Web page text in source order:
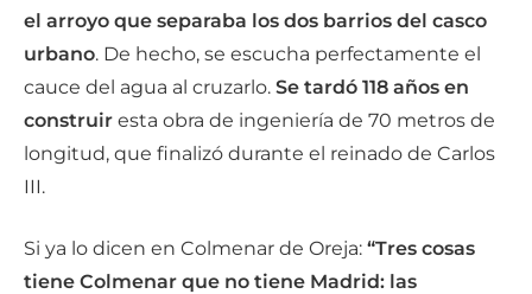
el arroyo que separaba los dos barrios del casco
urbano. De hecho, se escucha perfectamente el
cauce del agua al cruzarlo. Se tardó 118 años en
construir esta obra de ingeniería de 70 metros de
longitud, que finalizó durante el reinado de Carlos
III.
Si ya lo dicen en Colmenar de Oreja: “Tres cosas
tiene Colmenar que no tiene Madrid: las